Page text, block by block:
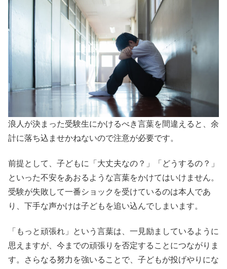
浪人が決まった受験生にかけるべき言葉を間違えると、余
計に落ち込ませかねないので注意が必要です。
前提として、子どもに「大丈夫なの？」「どうするの？」
といった不安をあおるような言葉をかけてはいけません。
受験が失敗して一番ショックを受けているのは本人であ
り、下手な声かけは子どもを追い込んでしまいます。
「もっと頑張れ」という言葉は、一見励ましているように
思えますが、今までの頑張りを否定することにつながりま
す。さらなる努力を強いることで、子どもが投げやりにな